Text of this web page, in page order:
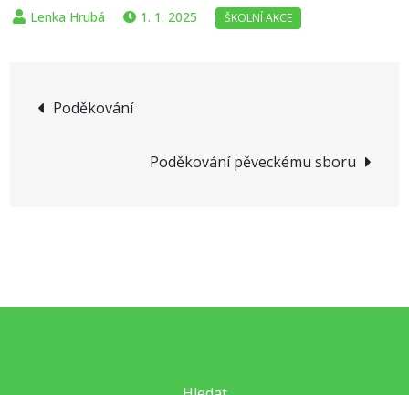
1. 1. 2025
Navigace
Poděkování
Poděkování pěveckému sboru